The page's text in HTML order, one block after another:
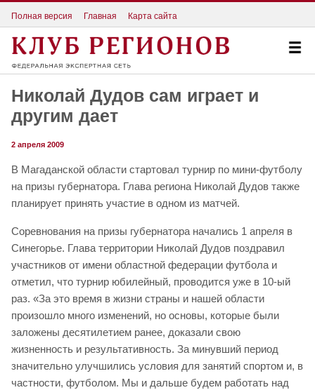
Полная версия Главная Карта сайта
Николай Дудов сам играет и
другим дает
2 апреля 2009
В Магаданской области стартовал турнир по мини-футболу
на призы губернатора. Глава региона Николай Дудов также
планирует принять участие в одном из матчей.
Соревнования на призы губернатора начались 1 апреля в
Синегорье. Глава территории Николай Дудов поздравил
участников от имени областной федерации футбола и
отметил, что турнир юбилейный, проводится уже в 10-ый
раз. «За это время в жизни страны и нашей области
произошло много изменений, но основы, которые были
заложены десятилетием ранее, доказали свою
жизненность и результативность. За минувший период
значительно улучшились условия для занятий спортом и, в
частности, футболом. Мы и дальше будем работать над